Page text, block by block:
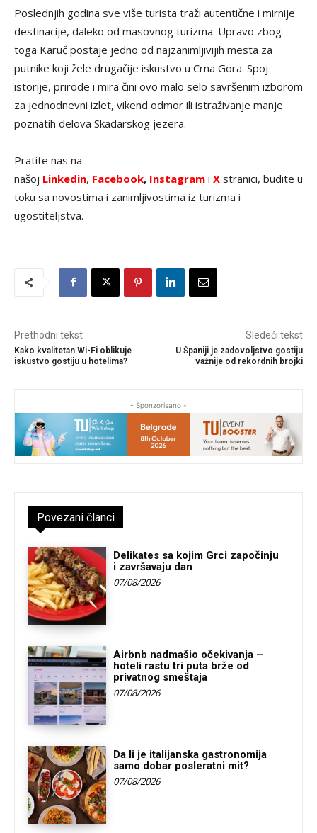
Poslednjih godina sve više turista traži autentične i mirnije
destinacije, daleko od masovnog turizma. Upravo zbog
toga Karuč postaje jedno od najzanimljivijih mesta za
putnike koji žele drugačije iskustvo u Crna Gora. Spoj
istorije, prirode i mira čini ovo malo selo savršenim izborom
za jednodnevni izlet, vikend odmor ili istraživanje manje
poznatih delova Skadarskog jezera.
Pratite nas na
našoj Linkedin, Facebook, Instagram i X stranici, budite u
toku sa novostima i zanimljivostima iz turizma i
ugostiteljstva.
Prethodni tekst
Kako kvalitetan Wi-Fi oblikuje
iskustvo gostiju u hotelima?
Sledeći tekst
U Španiji je zadovoljstvo gostiju
važnije od rekordnih brojki
- Sponzorisano -
Povezani članci
Delikates sa kojim Grci započinju
i završavaju dan
07/08/2026
Airbnb nadmašio očekivanja –
hoteli rastu tri puta brže od
privatnog smeštaja
07/08/2026
Da li je italijanska gastronomija
samo dobar posleratni mit?
07/08/2026